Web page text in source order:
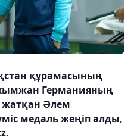
құрамасының
Германияның
жатқан Әлем
медаль жеңіп алды,